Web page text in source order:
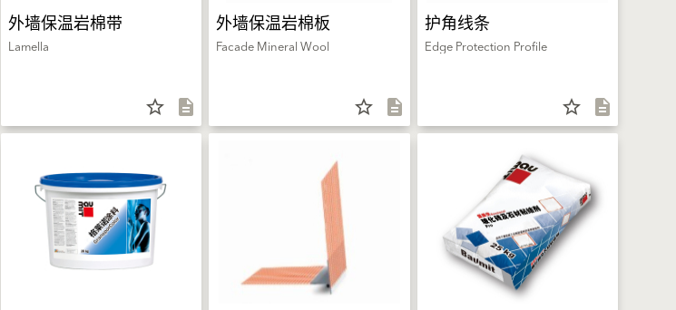
外墙保温岩棉带
Lamella
star_border description
外墙保温岩棉板
Facade Mineral Wool
star_border description
护角线条
Edge Protection Profile
star_border description